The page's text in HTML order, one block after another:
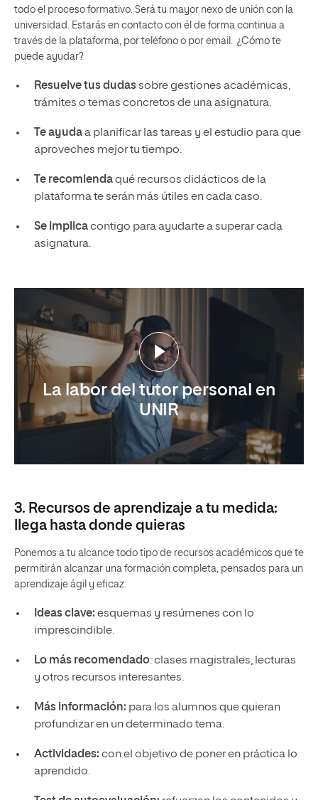
todo el proceso formativo. Será tu mayor nexo de unión con la
universidad. Estarás en contacto con él de forma continua a
través de la plataforma, por teléfono o por email. ¿Cómo te
puede ayudar?
Resuelve tus dudassobre gestiones académicas,
trámites o temas concretos de una asignatura.
Te ayudaa planificar las tareas y el estudio para que
aproveches mejor tu tiempo.
Te recomiendaqué recursos didácticos de la
plataforma te serán más útiles en cada caso.
Se implicacontigo para ayudarte a superar cada
asignatura.
La labor del tutor personal en
UNIR
3. Recursos de aprendizaje a tu medida:
llega hasta donde quieras
Ponemos a tu alcance todo tipo de recursos académicos que te
permitirán alcanzar una formación completa, pensados para un
aprendizaje ágil y eficaz.
Ideas clave: esquemas y resúmenes con lo
imprescindible.
Lo más recomendado: clases magistrales, lecturas
y otros recursos interesantes.
Más información: para los alumnos que quieran
profundizar en un determinado tema.
Actividades: con el objetivo de poner en práctica lo
aprendido.